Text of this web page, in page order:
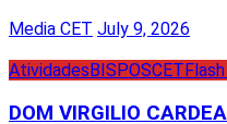
Media CET July 9, 2026
Atividades BISPOSCET
DOM VIRGILIO